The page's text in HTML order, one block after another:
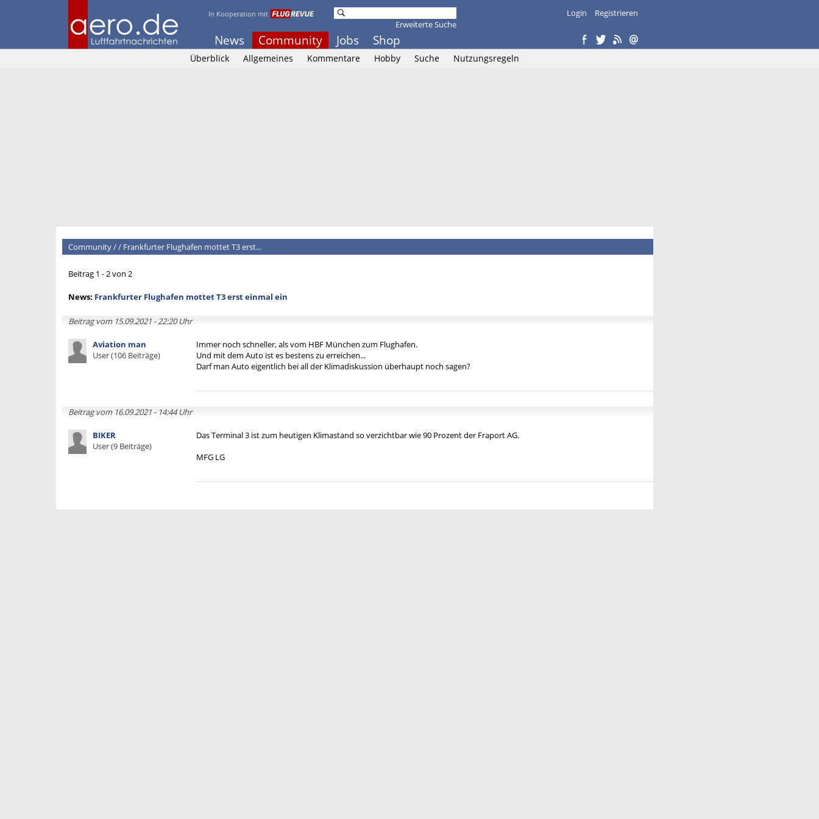
In Kooperation mit
News Community Jobs Shop
Erweiterte Suche
Login Registrieren
Überblick Allgemeines Kommentare Hobby Suche Nutzungsregeln
Community// Frankfurter Flughafen mottet T3 erst...
Beitrag 1 - 2 von 2
News: Frankfurter Flughafen mottet T3 erst einmal ein
Beitrag vom 15.09.2021 - 22:20 Uhr
Aviation man
User (106 Beiträge)
Immer noch schneller, als vom HBF München zum Flughafen.
Und mit dem Auto ist es bestens zu erreichen...
Darf man Auto eigentlich bei all der Klimadiskussion überhaupt noch sagen?
Beitrag vom 16.09.2021 - 14:44 Uhr
BIKER
User (9 Beiträge)
Das Terminal 3 ist zum heutigen Klimastand so verzichtbar wie 90 Prozent der Fraport AG.
MFG LG